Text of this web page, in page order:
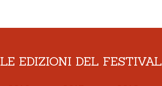
LE EDIZIONI DEL FESTIVAL